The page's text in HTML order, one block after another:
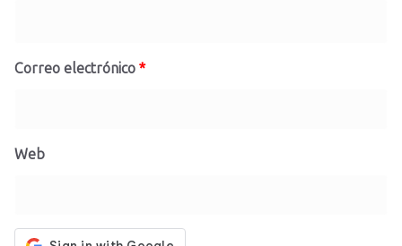
Correo electrónico *
Web